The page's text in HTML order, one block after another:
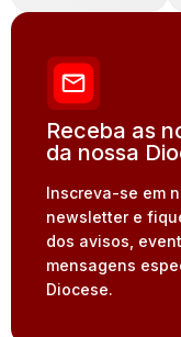
Receba as
da nossa
Inscreva-se em
newsletter e
dos avisos,
mensagens
Diocese.